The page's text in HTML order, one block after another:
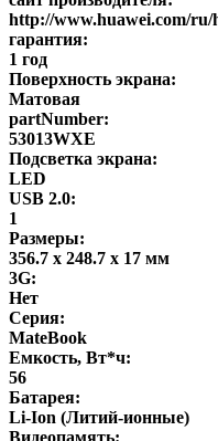
http://www.huawei.com/
гарантия:
1 год
Поверхность экрана:
Матовая
partNumber:
53013WXE
Подсветка экрана:
LED
USB 2.0:
1
Размеры:
356.7 х 248.7 х 17 мм
3G:
Нет
Серия:
MateBook
Емкость, Вт*ч:
56
Батарея:
Li-Ion (Литий-ионные)
Видеопамять: